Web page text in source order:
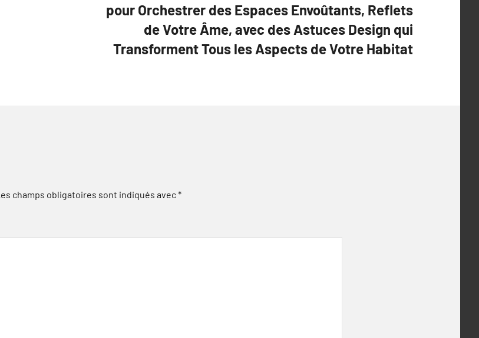
pour Orchestrer des Espaces Envoûtants, Reflets
de Votre Âme, avec des Astuces Design qui
Transforment Tous les Aspects de Votre Habitat
champs obligatoires sont indiqués avec*